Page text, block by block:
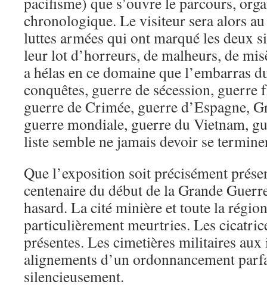
chronologique. Le visiteur sera alors
luttes armées qui ont marqué les deux
leur lot d’horreurs, de malheurs, de
a hélas en ce domaine que l’embarras
conquêtes, guerre de sécession, guerre
guerre de Crimée, guerre d’Espagne,
guerre mondiale, guerre du Vietnam,
liste semble ne jamais devoir se
Que l’exposition soit précisément
centenaire du début de la Grande
hasard. La cité minière et toute la
particulièrement meurtries. Les
présentes. Les cimetières militaires
alignements d’un ordonnancement
silencieusement.